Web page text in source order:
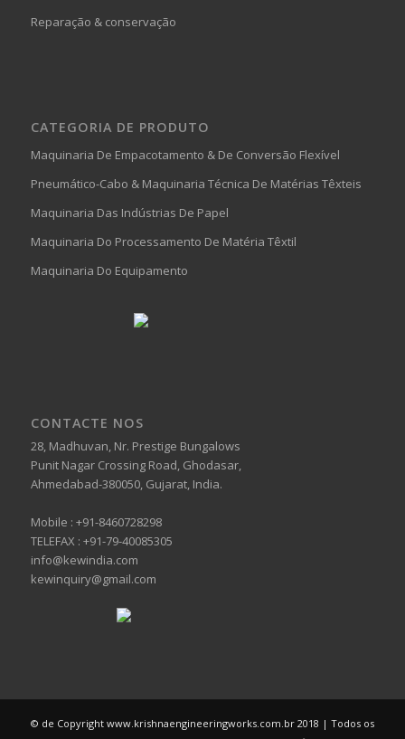
Reparação & conservação
CATEGORIA DE PRODUTO
Maquinaria De Empacotamento & De Conversão Flexível
Pneumático-Cabo & Maquinaria Técnica De Matérias Têxteis
Maquinaria Das Indústrias De Papel
Maquinaria Do Processamento De Matéria Têxtil
Maquinaria Do Equipamento
CONTACTE NOS
28, Madhuvan, Nr. Prestige Bungalows
Punit Nagar Crossing Road, Ghodasar,
Ahmedabad-380050, Gujarat, India.
Mobile : +91-8460728298
TELEFAX : +91-79-40085305
info@kewindia.com
kewinquiry@gmail.com
© de Copyright www.krishnaengineeringworks.com.br 2018 | Todos os